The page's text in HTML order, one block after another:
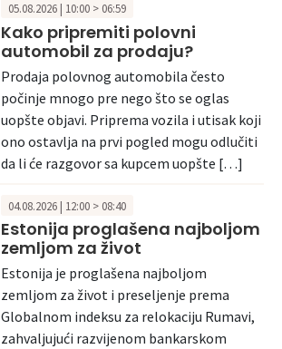
05.08.2026 | 10:00 > 06:59
Kako pripremiti polovni
automobil za prodaju?
Prodaja polovnog automobila često
počinje mnogo pre nego što se oglas
uopšte objavi. Priprema vozila i utisak koji
ono ostavlja na prvi pogled mogu odlučiti
da li će razgovor sa kupcem uopšte […]
04.08.2026 | 12:00 > 08:40
Estonija proglašena najboljom
zemljom za život
Estonija je proglašena najboljom
zemljom za život i preseljenje prema
Globalnom indeksu za relokaciju Rumavi,
zahvaljujući razvijenom bankarskom